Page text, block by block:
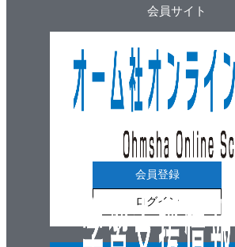
会員サイト
会員登録
ログイン